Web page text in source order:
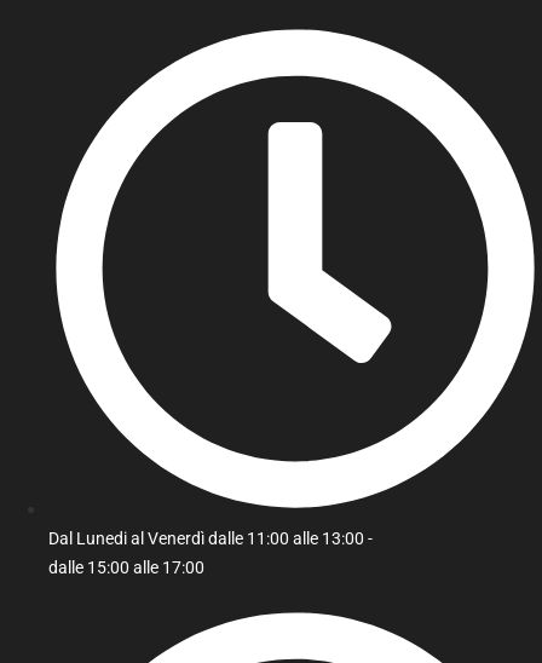
Dal Lunedi al Venerdì dalle 11:00 alle 13:00 -
dalle 15:00 alle 17:00